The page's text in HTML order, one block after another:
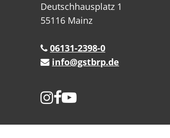
Deutschhausplatz 1
55116 Mainz
06131-2398-0
info@gstbrp.de